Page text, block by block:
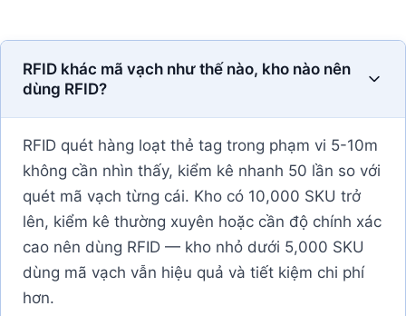
RFID khác mã vạch như thế nào, kho nào nên
dùng RFID?
RFID quét hàng loạt thẻ tag trong phạm vi 5-10m
không cần nhìn thấy, kiểm kê nhanh 50 lần so với
quét mã vạch từng cái. Kho có 10,000 SKU trở
lên, kiểm kê thường xuyên hoặc cần độ chính xác
cao nên dùng RFID — kho nhỏ dưới 5,000 SKU
dùng mã vạch vẫn hiệu quả và tiết kiệm chi phí
hơn.